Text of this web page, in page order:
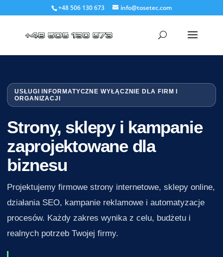
+48 506 130 673 info@tosetec.com
USŁUGI INFORMATYCZNE WYŁĄCZNIE DLA FIRM I
ORGANIZACJI
Strony, sklepy i kampanie
zaprojektowane dla
biznesu
Projektujemy firmowe strony internetowe, sklepy online,
działania SEO, kampanie reklamowe i automatyzacje
procesów. Każdy zakres wynika z celu, budżetu i
realnych potrzeb Twojej firmy.